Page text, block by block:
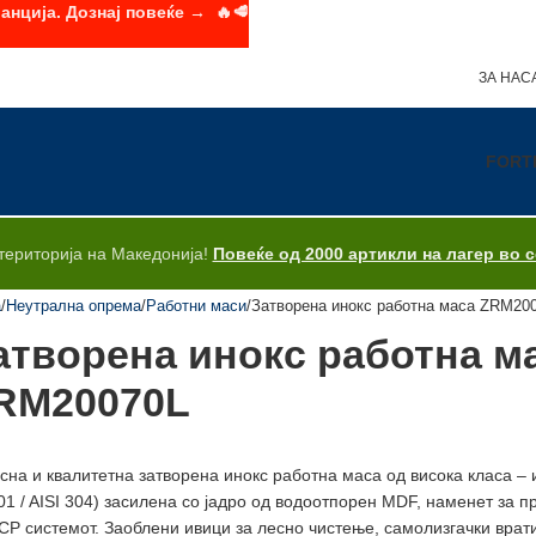
ЗА НАС
на Македонија! Повеќе од 2000 артикли на лагер во
Неутрална опрема Работни маси Затворена инокс работна маса
инокс работна
и квалитетнa затворенa инокс работнa масa од висока класа
/ AISI 304) засиленa со јадро од водоотпорен MDF, наменет за
системот. Заоблени ивици за лесно чистење, самолизгачки
Дознај повеќе → 🔥🥩